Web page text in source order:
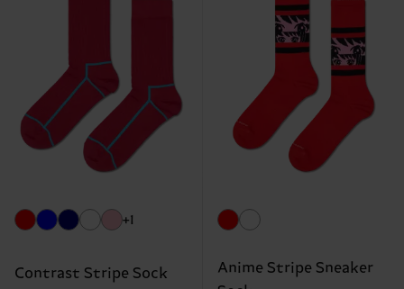
+1
Contrast Stripe Sock
Anime Stripe Sneaker